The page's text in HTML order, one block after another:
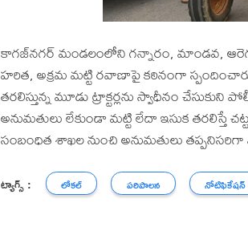
కాగజ్‌నగర్ మండలంలోని గన్నారం, మాండవ,
హరిత, అక్రమ మట్టి రవాణాపై కఠినంగా
తరలిస్తున్న మూడు ట్రాక్టర్లను స్వాధీనం
అనుమతులు లేకుండా మట్టి లేదా ఇసుక తరలిస్తే
సంబంధిత శాఖల నుంచి అనుమతులు
ట్యాగ్స్ : లోకల్ పరిపాలన నోటిఫికేషన్